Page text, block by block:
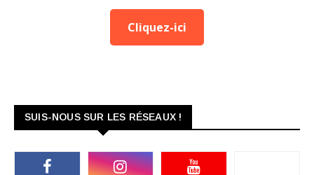
Cliquez-ici
SUIS-NOUS SUR LES RÉSEAUX !